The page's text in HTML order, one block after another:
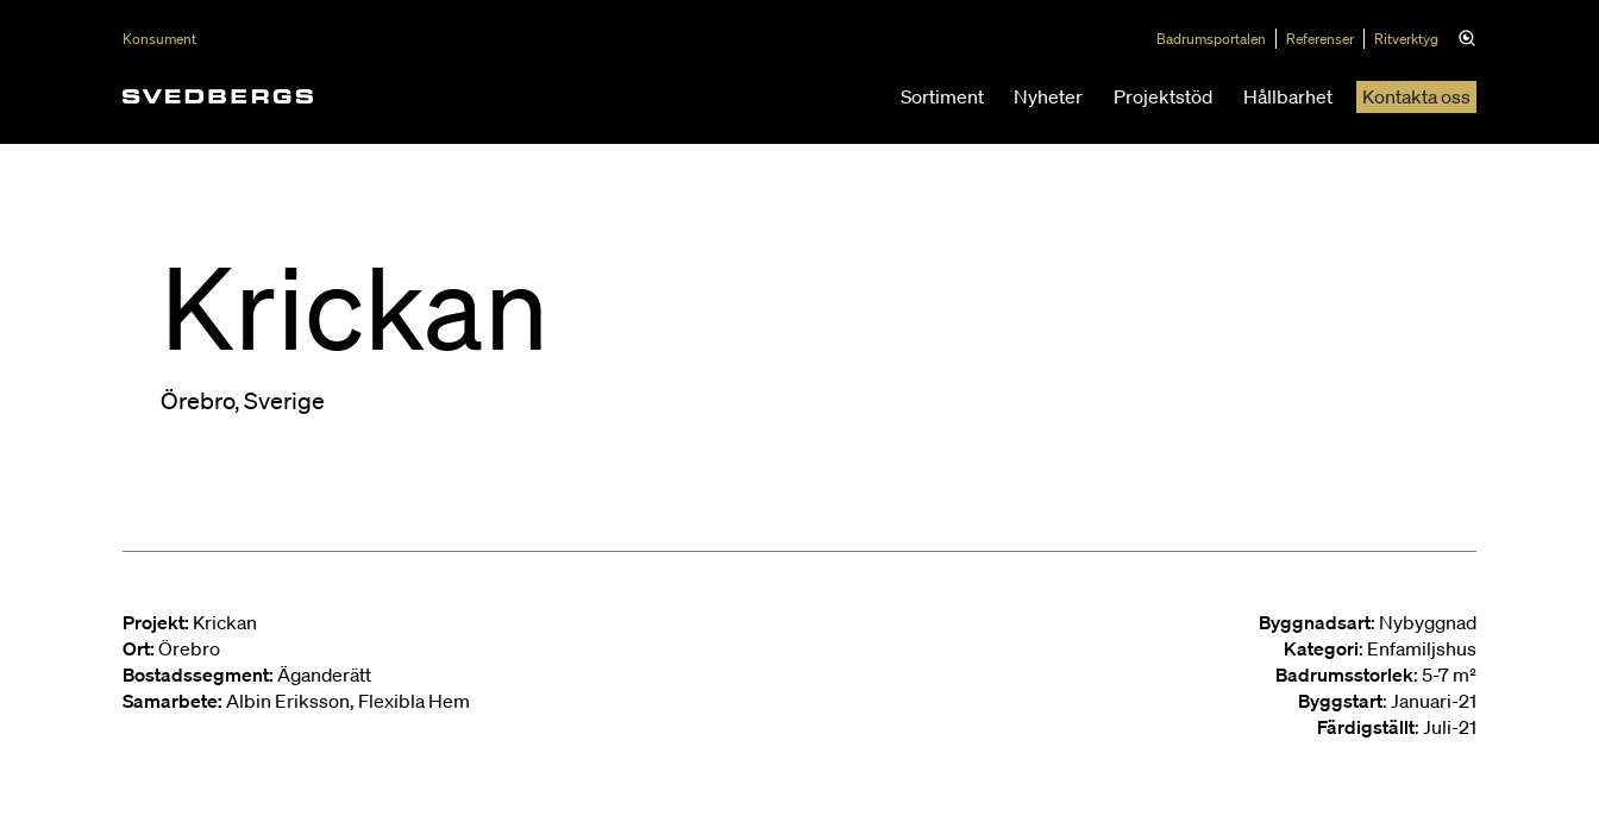
Konsument Badrumsportalen Referenser Ritverktyg
Sortiment Nyheter Projektstöd Hållbarhet Kontakta oss
Krickan
Örebro, Sverige
Projekt: Krickan
Ort: Örebro
Bostadssegment: Äganderätt
Samarbete: Albin Eriksson, Flexibla Hem
Byggnadsart: Nybyggnad
Kategori: Enfamiljshus
Badrumsstorlek: 5-7 m²
Byggstart: Januari-21
Färdigställt: Juli-21